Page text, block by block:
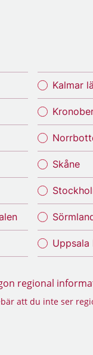
Kalmar
Skåne
Uppsala
regional
att du inte ser